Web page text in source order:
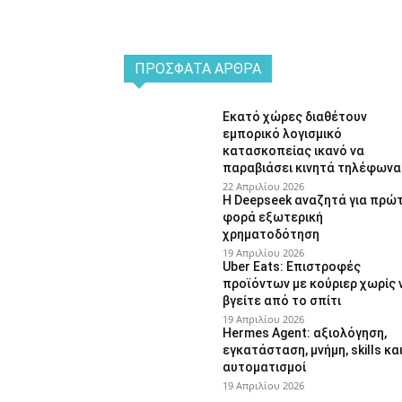
ΠΡΌΣΦΑΤΑ ΆΡΘΡΑ
Εκατό χώρες διαθέτουν
εμπορικό λογισμικό
κατασκοπείας ικανό να
παραβιάσει κινητά τηλέφωνα
22 Απριλίου 2026
Η Deepseek αναζητά για
φορά εξωτερική
χρηματοδότηση
19 Απριλίου 2026
Uber Eats: Επιστροφές
προϊόντων με κούριερ χωρίς
βγείτε από το σπίτι
19 Απριλίου 2026
Hermes Agent: αξιολόγηση,
εγκατάσταση, μνήμη, skills και
αυτοματισμοί
19 Απριλίου 2026